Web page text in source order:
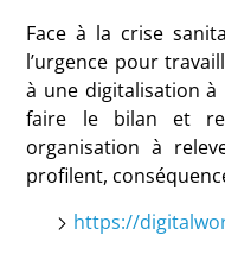
Face à la crise
l’urgence pour
à une digitalisation
faire le bilan et
organisation à
profilent,
https://